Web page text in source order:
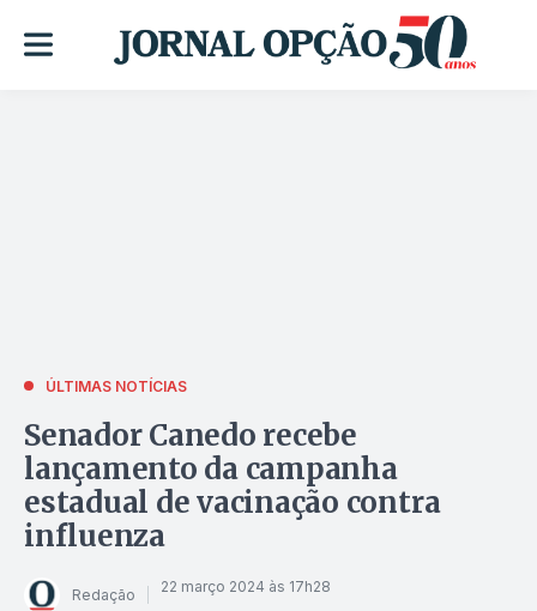
ÚLTIMAS NOTÍCIAS
Senador Canedo recebe
lançamento da campanha
estadual de vacinação contra
influenza
Redação 22 março 2024 às 17h28